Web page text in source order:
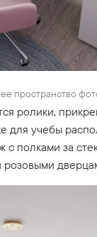
пространство
ролики,
для учебы
с полками за